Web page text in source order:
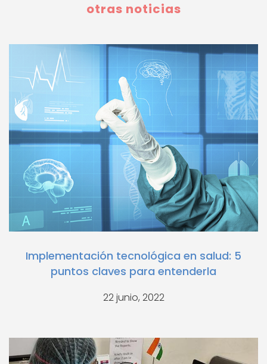
otras noticias
Implementación tecnológica en salud: 5
puntos claves para entenderla
22 junio, 2022